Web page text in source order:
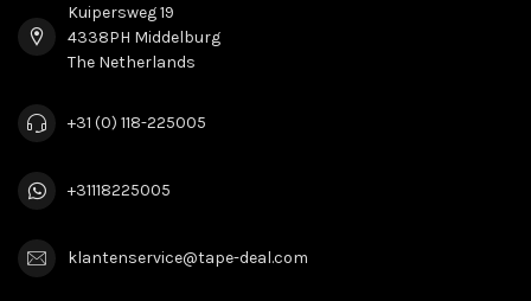
Kuipersweg 19
4338PH Middelburg
The Netherlands
+31 (0) 118-225005
+31118225005
klantenservice@tape-deal.com